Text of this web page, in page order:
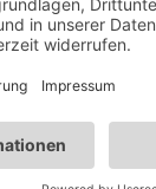
um einen